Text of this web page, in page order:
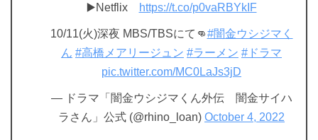
▶️Netflix
https://t.co/p0vaRBYkIF
10/11(火)深夜 MBS/TBSにて👊#闇金ウシジマく
ん #高橋メアリージュン #ラーメン #ドラマ
pic.twitter.com/MC0LaJs3jD
— ドラマ「闇金ウシジマくん外伝 闇金サイハ
ラさん」公式 (@rhino_loan) October 4, 2022